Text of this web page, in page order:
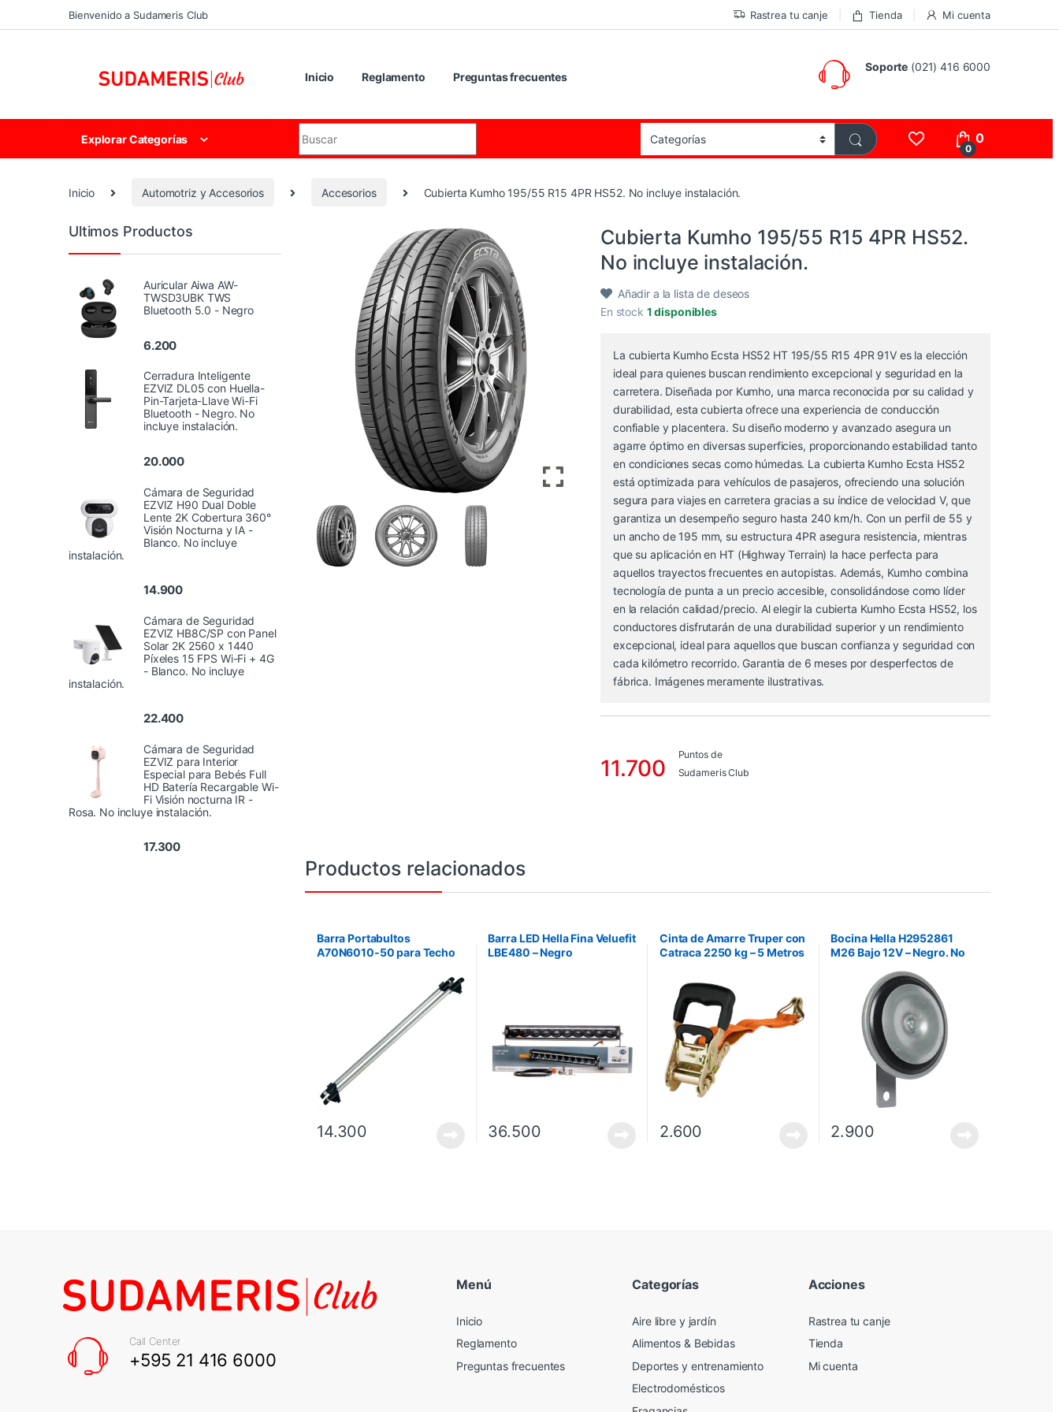
Skip to navigation
Skip to contentBienvenido a Sudameris Club Rastrea tu canje Tienda Mi cuenta
Inicio Reglamento Preguntas frecuentes
Soporte (021) 416 6000
Explorar Categorías
0
0
Inicio Automotriz y Accesorios Accesorios Cubierta Kumho 195/55 R15 4PR HS52. No incluye instalación.
Cubierta Kumho 195/55 R15 4PR HS52.
No incluye instalación.
Añadir a la lista de deseos
En stock 1 disponibles
La cubierta Kumho Ecsta HS52 HT 195/55 R15 4PR 91V es la elección
ideal para quienes buscan rendimiento excepcional y seguridad en la
carretera. Diseñada por Kumho, una marca reconocida por su calidad y
durabilidad, esta cubierta ofrece una experiencia de conducción
confiable y placentera. Su diseño moderno y avanzado asegura un
agarre óptimo en diversas superficies, proporcionando estabilidad tanto
en condiciones secas como húmedas. La cubierta Kumho Ecsta HS52
está optimizada para vehículos de pasajeros, ofreciendo una solución
segura para viajes en carretera gracias a su índice de velocidad V, que
garantiza un desempeño seguro hasta 240 km/h. Con un perfil de 55 y
un ancho de 195 mm, su estructura 4PR asegura resistencia, mientras
que su aplicación en HT (Highway Terrain) la hace perfecta para
aquellos trayectos frecuentes en autopistas. Además, Kumho combina
tecnología de punta a un precio accesible, consolidándose como líder
en la relación calidad/precio. Al elegir la cubierta Kumho Ecsta HS52, los
conductores disfrutarán de una durabilidad superior y un rendimiento
excepcional, ideal para aquellos que buscan confianza y seguridad con
cada kilómetro recorrido. Garantia de 6 meses por desperfectos de
fábrica. Imágenes meramente ilustrativas.
11.700
Puntos de
Sudameris Club
Productos relacionados
Barra Portabultos
A70N6010-50 para Techo
14.300
Barra LED Hella Fina Veluefit
LBE480 – Negro
36.500
Cinta de Amarre Truper con
Catraca 2250 kg – 5 Metros
2.600
Bocina Hella H2952861
M26 Bajo 12V – Negro. No
2.900
Ultimos Productos
Auricular Aiwa AW-
TWSD3UBK TWS
Bluetooth 5.0 - Negro
6.200
Cerradura Inteligente
EZVIZ DL05 con Huella-
Pin-Tarjeta-Llave Wi-Fi
Bluetooth - Negro. No
incluye instalación.
20.000
Cámara de Seguridad
EZVIZ H90 Dual Doble
Lente 2K Cobertura 360°
Visión Nocturna y IA -
Blanco. No incluye
instalación.
14.900
Cámara de Seguridad
EZVIZ HB8C/SP con Panel
Solar 2K 2560 x 1440
Píxeles 15 FPS Wi-Fi + 4G
- Blanco. No incluye
instalación.
22.400
Cámara de Seguridad
EZVIZ para Interior
Especial para Bebés Full
HD Batería Recargable Wi-
Fi Visión nocturna IR -
Rosa. No incluye instalación.
17.300
Call Center
+595 21 416 6000
Menú
Inicio
Reglamento
Preguntas frecuentes
Categorías
Aire libre y jardín
Alimentos & Bebidas
Deportes y entrenamiento
Electrodomésticos
Acciones
Rastrea tu canje
Tienda
Mi cuenta